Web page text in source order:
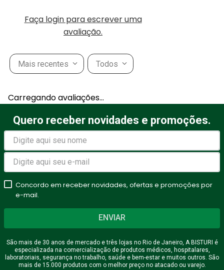
Faça login para escrever uma
avaliação.
Mais recentes Todos
Carregando avaliações…
Quero receber novidades e promoções.
Concordo em receber novidades, ofertas e promoções por
e-mail.
ENVIAR
São mais de 30 anos de mercado e três lojas no Rio de Janeiro, A BISTURI é
especializada na comercialização de produtos médicos, hospitalares,
laboratoriais, segurança no trabalho, saúde e bem-estar e muitos outros. São
mais de 15.000 produtos com o melhor preço no atacado ou varejo.